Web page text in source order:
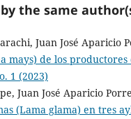
the same
Juan José Aparicio
mays) de los
1 (2023)
Juan José Aparicio
(Lama glama) en tres